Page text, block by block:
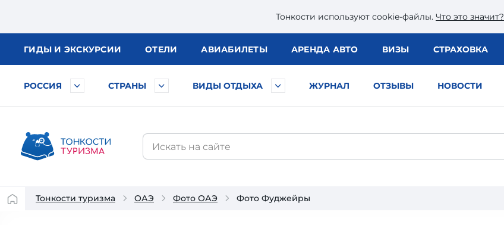
Тонкости используют сookie-файлы. Что это значит?
ГИДЫ И ЭКСКУРСИИ ОТЕЛИ АВИАБИЛЕТЫ АРЕНДА АВТО ВИЗЫ СТРАХОВКА
РОССИЯ СТРАНЫ ВИДЫ ОТДЫХА ЖУРНАЛ ОТЗЫВЫ НОВОСТИ
Тонкости туризма ОАЭ Фото ОАЭ Фото Фуджейры